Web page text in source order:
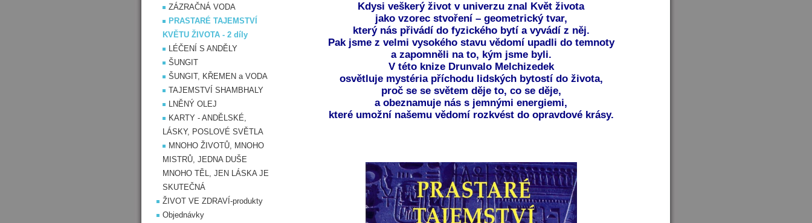
Kdysi veškerý život v univerzu znal Květ života
jako vzorec stvoření – geometrický tvar,
který nás přivádí do fyzického bytí a vyvádí z něj.
Pak jsme z velmi vysokého stavu vědomí upadli do temnoty
a zapomněli na to, kým jsme byli.
V této knize Drunvalo Melchizedek
osvětluje mystéria příchodu lidských bytostí do života,
proč se se světem děje to, co se děje,
a obeznamuje nás s jemnými energiemi,
které umožní našemu vědomí rozkvést do opravdové krásy.
ZÁZRAČNÁ VODA
PRASTARÉ TAJEMSTVÍ
KVĚTU ŽIVOTA - 2 díly
LÉČENÍ S ANDĚLY
ŠUNGIT
ŠUNGIT, KŘEMEN a VODA
TAJEMSTVÍ SHAMBHALY
LNĚNÝ OLEJ
KARTY - ANDĚLSKÉ,
LÁSKY, POSLOVÉ SVĚTLA
MNOHO ŽIVOTŮ, MNOHO
MISTRŮ, JEDNA DUŠE
MNOHO TĚL, JEN LÁSKA JE
SKUTEČNÁ
ŽIVOT VE ZDRAVÍ-produkty
Objednávky